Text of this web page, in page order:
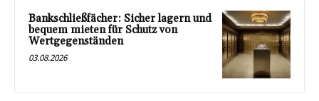
Bankschließfächer: Sicher lagern und
bequem mieten für Schutz von
Wertgegenständen
03.08.2026